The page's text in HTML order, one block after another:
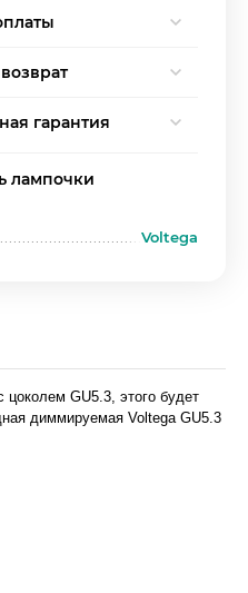
гарантия
лампочки
Voltega
GU5.3, этого будет
диммируемая Voltega GU5.3